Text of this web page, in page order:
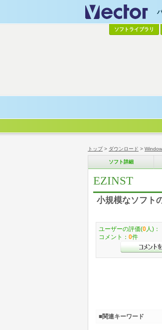
トップ> ダウンロード >
ソフト詳細
EZINST
小規模なソフト
ユーザーの評価(0 人)：
コメント： 0件
■関連キーワード
ソフトライブラリ